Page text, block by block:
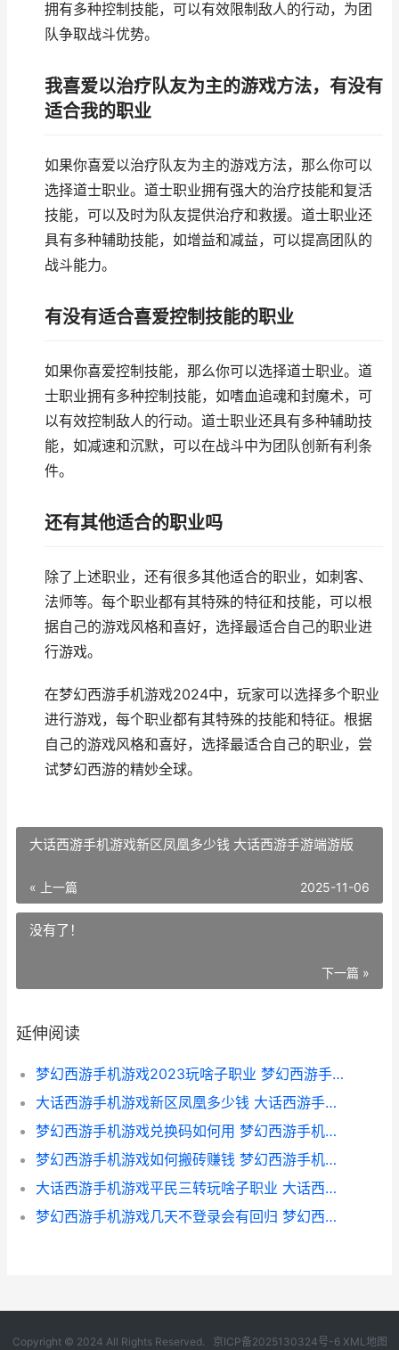
拥有多种控制技能，可以有效限制敌人的行动，为团
队争取战斗优势。
我喜爱以治疗队友为主的游戏方法，有没有
适合我的职业
如果你喜爱以治疗队友为主的游戏方法，那么你可以
选择道士职业。道士职业拥有强大的治疗技能和复活
技能，可以及时为队友提供治疗和救援。道士职业还
具有多种辅助技能，如增益和减益，可以提高团队的
战斗能力。
有没有适合喜爱控制技能的职业
如果你喜爱控制技能，那么你可以选择道士职业。道
士职业拥有多种控制技能，如嗜血追魂和封魔术，可
以有效控制敌人的行动。道士职业还具有多种辅助技
能，如减速和沉默，可以在战斗中为团队创新有利条
件。
还有其他适合的职业吗
除了上述职业，还有很多其他适合的职业，如刺客、
法师等。每个职业都有其特殊的特征和技能，可以根
据自己的游戏风格和喜好，选择最适合自己的职业进
行游戏。
在梦幻西游手机游戏2024中，玩家可以选择多个职业
进行游戏，每个职业都有其特殊的技能和特征。根据
自己的游戏风格和喜好，选择最适合自己的职业，尝
试梦幻西游的精妙全球。
大话西游手机游戏新区凤凰多少钱 大话西游手游端游版
« 上一篇 2025-11-06
没有了！
下一篇 »
延伸阅读
梦幻西游手机游戏2023玩啥子职业 梦幻西游手机游戏怎么兑换人民币
大话西游手机游戏新区凤凰多少钱 大话西游手游端游版
梦幻西游手机游戏兑换码如何用 梦幻西游手机游苹果
梦幻西游手机游戏如何搬砖赚钱 梦幻西游手机游戏怎么兑换人民币
大话西游手机游戏平民三转玩啥子职业 大话西游手机版
梦幻西游手机游戏几天不登录会有回归 梦幻西游手机游戏能不能注销账号
Copyright © 2024 All Rights Reserved. 京ICP备2025130324号-6 XML地图